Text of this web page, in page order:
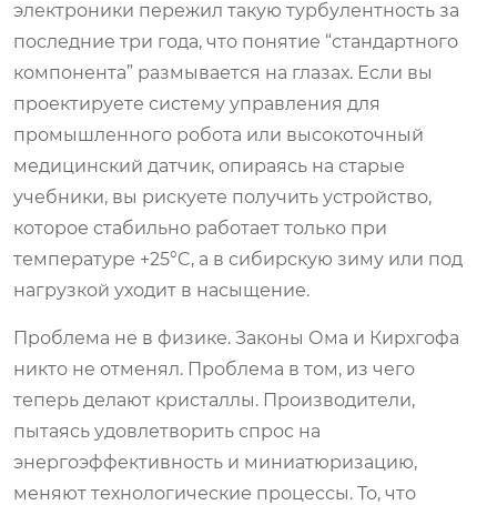
электроники пережил такую турбулентность за
последние три года, что понятие “стандартного
компонента” размывается на глазах. Если вы
проектируете систему управления для
промышленного робота или высокоточный
медицинский датчик, опираясь на старые
учебники, вы рискуете получить устройство,
которое стабильно работает только при
температуре +25°C, а в сибирскую зиму или под
нагрузкой уходит в насыщение.
Проблема не в физике. Законы Ома и Кирхгофа
никто не отменял. Проблема в том, из чего
теперь делают кристаллы. Производители,
пытаясь удовлетворить спрос на
энергоэффективность и миниатюризацию,
меняют технологические процессы. То, что